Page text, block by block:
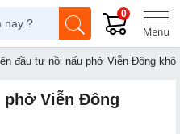
0
đầu tư nồi nấu phở Viễn Đông
phở Viễn Đông